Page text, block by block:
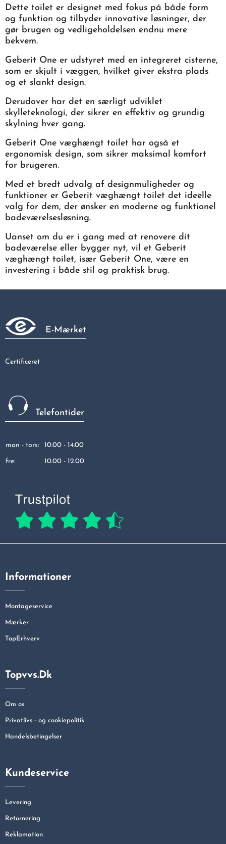
Dette toilet er designet med fokus på både form
og funktion og tilbyder innovative løsninger, der
gør brugen og vedligeholdelsen endnu mere
bekvem.
Geberit One er udstyret med en integreret cisterne,
som er skjult i væggen, hvilket giver ekstra plads
og et slankt design.
Derudover har det en særligt udviklet
skylleteknologi, der sikrer en effektiv og grundig
skylning hver gang.
Geberit One væghængt toilet har også et
ergonomisk design, som sikrer maksimal komfort
for brugeren.
Med et bredt udvalg af designmuligheder og
funktioner er Geberit væghængt toilet det ideelle
valg for dem, der ønsker en moderne og funktionel
badeværelsesløsning.
Uanset om du er i gang med at renovere dit
badeværelse eller bygger nyt, vil et Geberit
væghængt toilet, især Geberit One, være en
investering i både stil og praktisk brug.
E-Mærket
Certificeret
Telefontider
man - tors: 10.00 - 14.00
fre: 10.00 - 12.00
Informationer
Montageservice
Mærker
TopErhverv
Topvvs.dk
Om os
Privatlivs - og cookiepolitik
Handelsbetingelser
Kundeservice
Levering
Returnering
Reklamation